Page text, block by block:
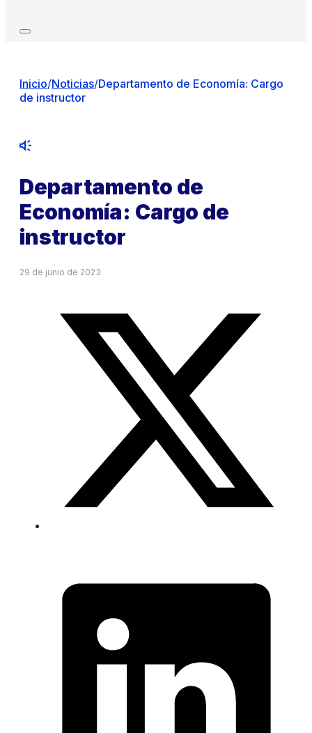
Inicio/Noticias/Departamento de Economía: Cargo
de instructor
Departamento de
Economía: Cargo de
instructor
29 de junio de 2023